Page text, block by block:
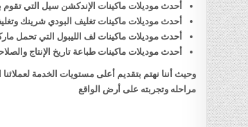
أحدث موديلات ماكينات الإندكشن سيل التي تقوم
أحدث موديلات ماكينات تغليف البودي شرينك
أحدث موديلات ماكينات لف الليبول التي تحمل
أحدث موديلات ماكينات طباعة تاريخ الإنتاج
وحيث أننا نهتم بتقديم أعلى مستويات الخدمة
مراحله وتجربته على أرض الواقع